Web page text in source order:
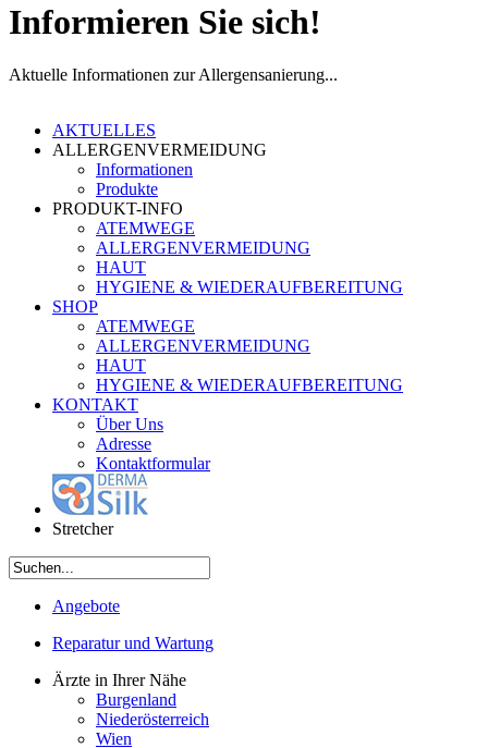
Informieren Sie sich!
Aktuelle Informationen zur Allergensanierung...
AKTUELLES
ALLERGENVERMEIDUNG
Informationen
Produkte
PRODUKT-INFO
ATEMWEGE
ALLERGENVERMEIDUNG
HAUT
HYGIENE & WIEDERAUFBEREITUNG
SHOP
ATEMWEGE
ALLERGENVERMEIDUNG
HAUT
HYGIENE & WIEDERAUFBEREITUNG
KONTAKT
Über Uns
Adresse
Kontaktformular
Stretcher
Angebote
Reparatur und Wartung
Ärzte in Ihrer Nähe
Burgenland
Niederösterreich
Wien